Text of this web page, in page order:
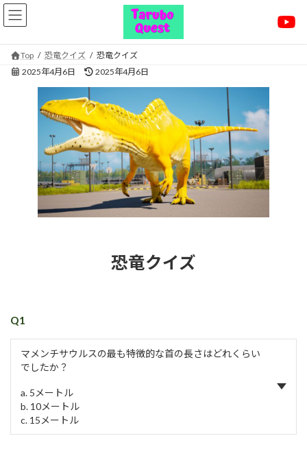
コ
ン
ナ
ビ
Top 恐竜クイズ
恐竜クイズ
2025年4月6日
最
新
時
:
2025年4月6日
恐竜クイズ
Q1
マメンチサウルスの最も特徴的な首の長さはどれくらい
でしたか？
a. 5メートル
b. 10メートル
c. 15メートル